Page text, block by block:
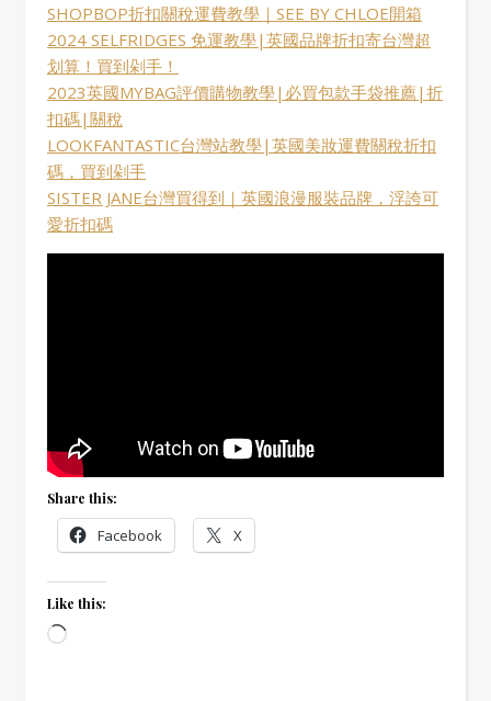
SHOPBOP折扣關稅運費教學｜SEE BY CHLOE開箱
2024 SELFRIDGES 免運教學|英國品牌折扣寄台灣超
划算！買到剁手！
2023英國MYBAG評價購物教學|必買包款手袋推薦|折
扣碼|關稅
LOOKFANTASTIC台灣站教學|英國美妝運費關稅折扣
碼，買到剁手
SISTER JANE台灣買得到｜英國浪漫服裝品牌，浮誇可
愛折扣碼
Share this:
Facebook X
Like this:
Loading…